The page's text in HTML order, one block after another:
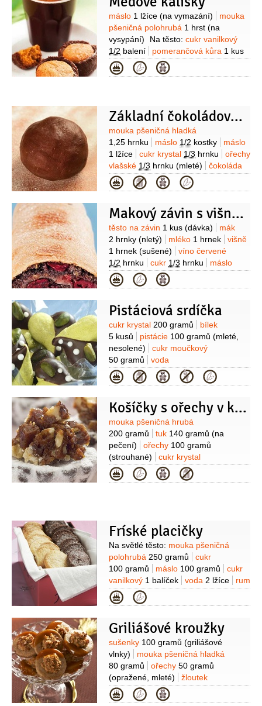
300 gramů
mléko
1 decilitr
(vlažné)
vejce 1 kus
žloutek
máslo
25 gramů
(rozpuštěné)
droždí25 gramů
cukr
3 lžíce
sůl1 špetka Na marmeládu:
zázvor1 lžička (strouhaný
Suroviny
máslo 1 lžíce (na vymazání)
mouka
pšeničná polohrubá 1 hrst (na
vysypání)
Na těsto: cukr vanilkový
1/2 balení pomerančová kůra 1 kus
(z 1/6 pomeranče)
hladká0,65 hrnku máslo1/4kostky
0,15 hrnku
(mleté )
čokoláda
3/4kusu (hořká) kakao1,5 lžíce
(prášek) Na náplň: máslo
1 lžíce
žloutek1 kus
med
2 lžíce
sójový suk1 kus
mandle
3 lžíce (mleté)
Kategorie
Základní čokoládové těsto hrnkové
Suroviny
mouka pšeničná hladká
1,25 hrnku
máslo 1/2 kostky
máslo
1 lžíce
cukr krystal 1/3 hrnku
ořechy
vlašské 1/3 hrnku (mleté)
čokoláda
hořká
1,5 kusu (tabulka)
3 lžíce
cukr vanilkový
(nastrouhaná z 1/3 pomeranče)
Kategorie
Makový závin s višněmi I
Suroviny
těsto na závin 1 kus (dávka)
mák
2 hrnky (nletý) mléko 1 hrnek
višně
1 hrnek (sušené)
víno červené
1/2 hrnku cukr 1/3 hrnku
máslo
0,2 kostky
mouka pšeničná hrubá
5 lžic
likér višňový0,4 decilitru
Kategorie
Pistáciová srdíčka
Suroviny
cukr krystal 200 gramů
bílek
5 kusů
pistácie 100 gramů (mleté,
nesolené)
cukr moučkový
50 gramů
voda
0,8 decilitru
čokoláda hořká
150 gramů (na ozdobení)
čokoláda
(půlky, nesolené)
Kategorie
Košíčky s ořechy v karamelu
Suroviny
mouka pšeničná hrubá
200 gramů
tuk 140 gramů (na
pečení)
ořechy 100 gramů
(strouhané)
cukr krystal
100 gramů
kypřící prášek do pečiva
1 špetka
mouka pšeničná hladká(na
Kategorie
Fríské placičky
Suroviny
Na světlé těsto: mouka pšeničná
polohrubá 250 gramů
cukr
100 gramů
máslo 100 gramů
cukr
vanilkový 1 balíček voda 2 lžíce
rum
1 lžíce
kypřící prášek do pečiva
1 lžička
cukr krystal(na obalení)
Na
polohrubá250 gramů
máslo
125 gramů
100 gramů
kakao
30 gramů
cukr vanilkový
1 balíček
voda 3 lžíce
rum
1 lžíce
kypřící prášek do pečiva
1 lžička
cukr krystal(na obalení)
Kategorie
Griliášové kroužky
Suroviny
sušenky 100 gramů (griliášové
vlnky)
mouka pšeničná hladká
80 gramů
ořechy 50 gramů
(opražené, mleté)
žloutek
1 kus
mléko(vlažné, podle
potřeby)
sůl1 špetka Na náplň:
Kategorie